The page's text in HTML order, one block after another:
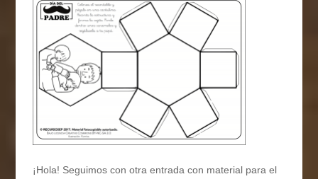
¡Hola! Seguimos con otra entrada con material para el